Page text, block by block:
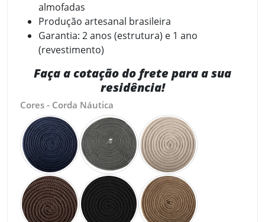
almofadas
Produção artesanal brasileira
Garantia: 2 anos (estrutura) e 1 ano
(revestimento)
Faça a cotação do frete para a sua
residência!
Cores - Corda Náutica